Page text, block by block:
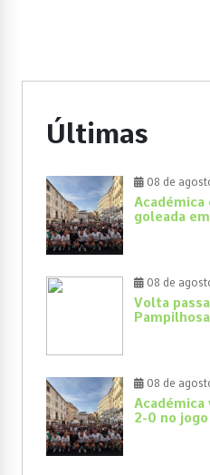
Últimas
08 de
Académica
goleada
08 de
Volta
08 de
2-0 no